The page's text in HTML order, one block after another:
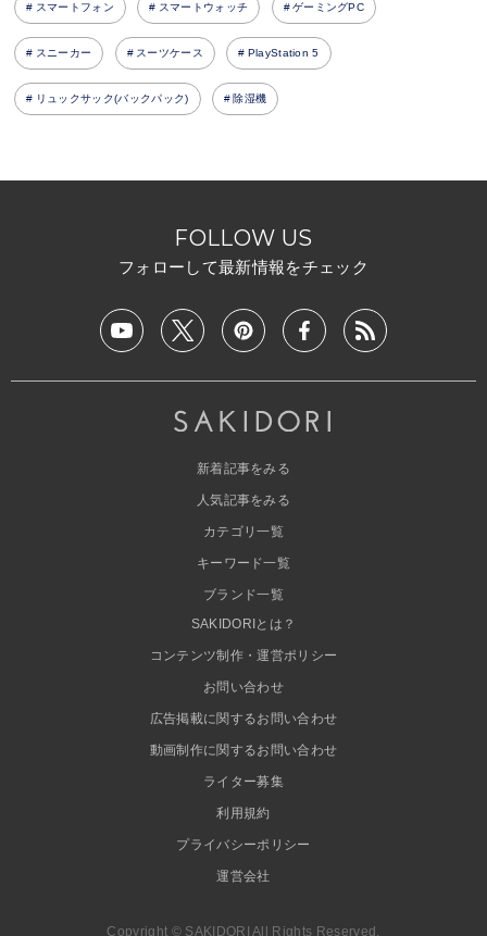
スマートフォン スマートウォッチ ゲーミングPC
スニーカー スーツケース PlayStation 5
リュックサック(バックパック) 除湿機
FOLLOW US
フォローして最新情報をチェック
新着記事をみる
人気記事をみる
カテゴリ一覧
キーワード一覧
ブランド一覧
SAKIDORIとは？
コンテンツ制作・運営ポリシー
お問い合わせ
広告掲載に関するお問い合わせ
動画制作に関するお問い合わせ
ライター募集
利用規約
プライバシーポリシー
運営会社
Copyright © SAKIDORI All Rights Reserved.